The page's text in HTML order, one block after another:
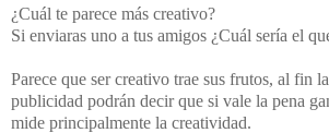
¿Cuál te parece más creativo?
Si enviaras uno a tus amigos ¿Cuál sería el
Parece que ser creativo trae sus frutos, al fin
publicidad podrán decir que si vale la pena
mide principalmente la creatividad.